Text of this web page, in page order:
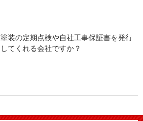
塗装の定期点検や自社工事保証書を発行
してくれる会社ですか？